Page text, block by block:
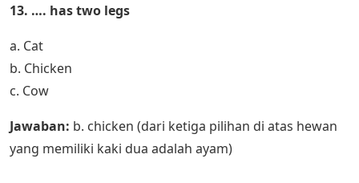
13. …. has two legs
a. Cat
b. Chicken
c. Cow
Jawaban: b. chicken (dari ketiga pilihan di atas hewan
yang memiliki kaki dua adalah ayam)